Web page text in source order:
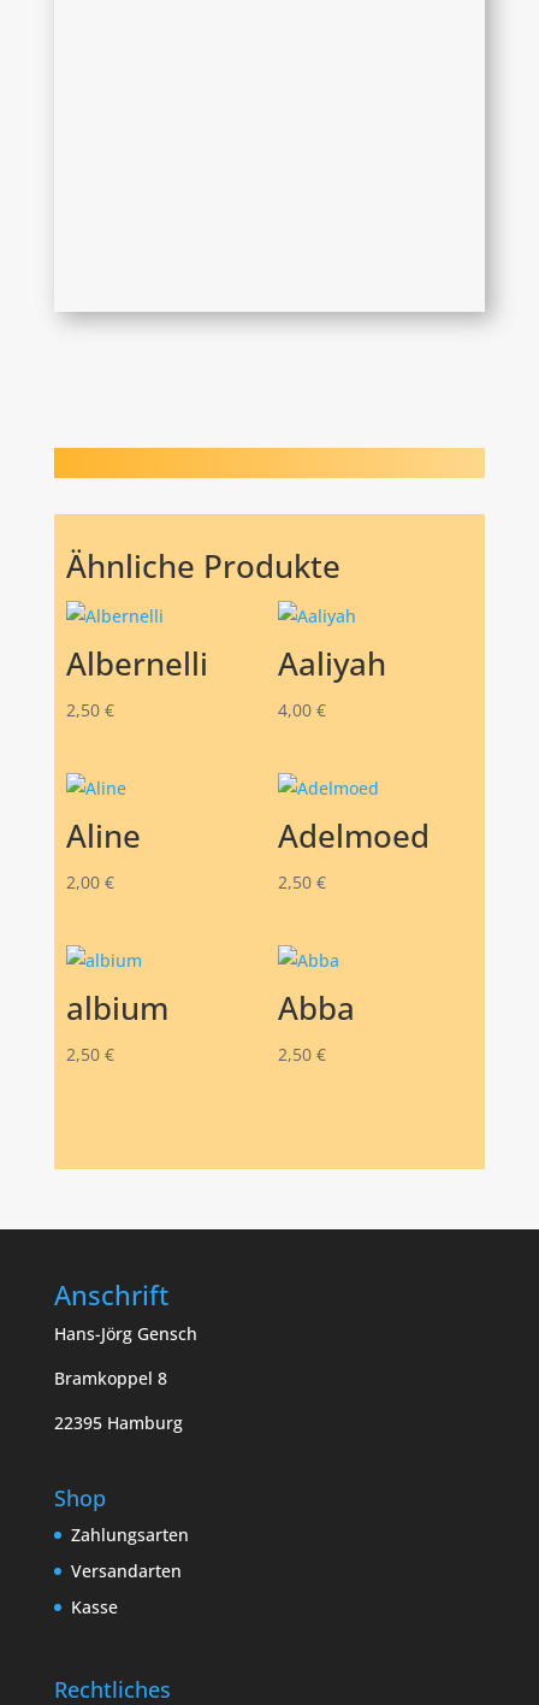
Ähnliche Produkte
Albernelli
2,50 €
Aaliyah
4,00 €
Aline
2,00 €
Adelmoed
2,50 €
albium
2,50 €
Abba
2,50 €
Anschrift
Hans-Jörg Gensch
Bramkoppel 8
22395 Hamburg
Shop
Zahlungsarten
Versandarten
Kasse
Rechtliches